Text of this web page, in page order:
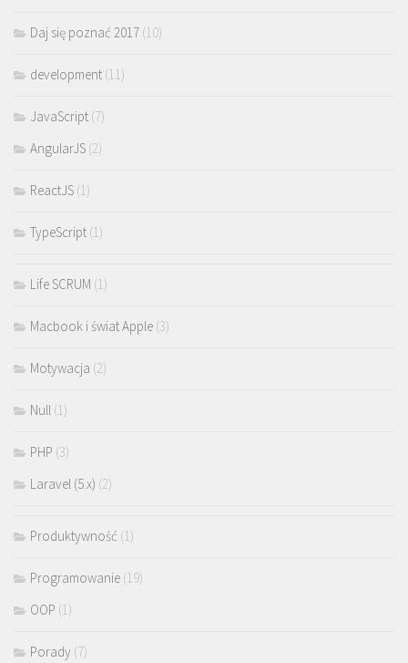
Daj się poznać 2017 (10)
development (11)
JavaScript (7)
AngularJS (2)
ReactJS (1)
TypeScript (1)
Life SCRUM (1)
Macbook i świat Apple (3)
Motywacja (2)
Null (1)
PHP (3)
Laravel (5.x) (2)
Produktywność (1)
Programowanie (19)
OOP (1)
Porady (7)